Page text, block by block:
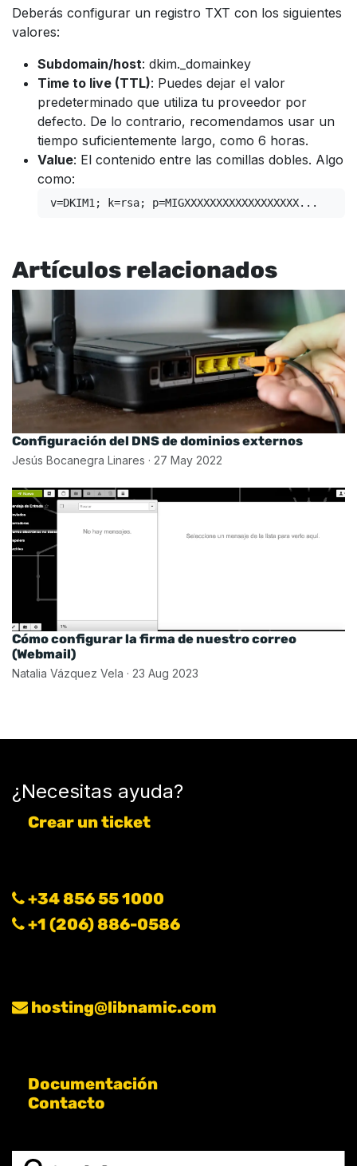
Deberás configurar un registro TXT con los siguientes
valores:
Subdomain/host: dkim._domainkey
Time to live (TTL): Puedes dejar el valor
predeterminado que utiliza tu proveedor por
defecto. De lo contrario, recomendamos usar un
tiempo suficientemente largo, como 6 horas.
Value: El contenido entre las comillas dobles. Algo
como:
v=DKIM1; k=rsa; p=MIGXXXXXXXXXXXXXXXXXX...
Artículos relacionados
Configuración del DNS de dominios externos
Jesús Bocanegra Linares · 27 May 2022
Cómo configurar la firma de nuestro correo
(Webmail)
Natalia Vázquez Vela · 23 Aug 2023
¿Necesitas ayuda?
Crear un ticket
+34 856 55 1000
+1 (206) 886-0586
hosting@libnamic.com
Documentación
Contacto